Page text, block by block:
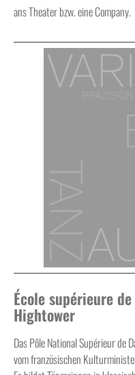
ans Theater bzw. eine Company.
École supérieure
Hightower
Das Pôle National Supérieur de
vom französischen